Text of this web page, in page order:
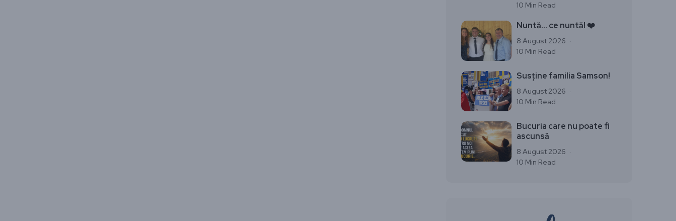
10 Min Read
Nuntă… ce nuntă! ❤️
8 August 2026
10 Min Read
Susține familia Samson!
8 August 2026
10 Min Read
Bucuria care nu poate fi
ascunsă
8 August 2026
10 Min Read